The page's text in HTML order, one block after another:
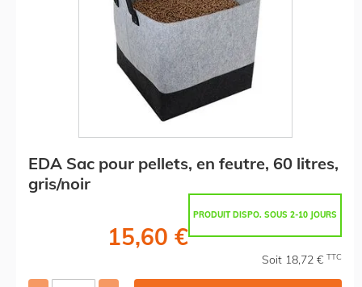
EDA Sac pour pellets, en feutre, 60 litres,
gris/noir
PRODUIT DISPO. SOUS 2-10 JOURS
15,60 €
Soit 18,72 € TTC